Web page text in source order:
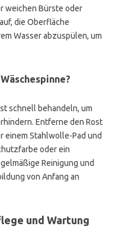
weichen Bürste oder
die Oberfläche
Wasser abzuspülen, um
schnell behandeln, um
Entferne den Rost
einem Stahlwolle-Pad und
oder ein
Reinigung und
von Anfang an
und Wartung